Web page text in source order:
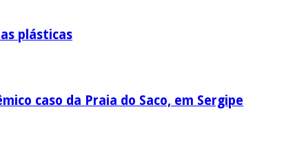
plásticas
caso da Praia do Saco, em Sergipe